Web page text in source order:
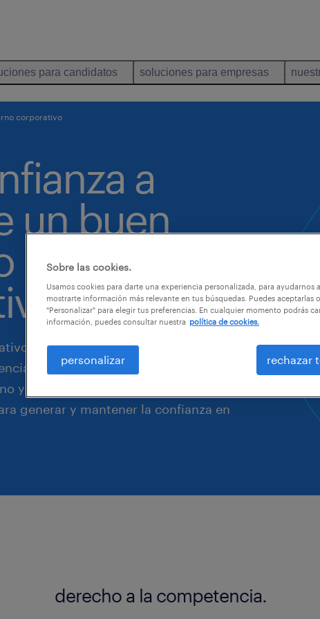
para candidatos soluciones para empresas
corporativo
a
un buen
se apoya en un fuerte enfoque en
y la comunicación clara y
y la supervisión adecuada son
generar y mantener la confianza en
derecho a la competencia.
Sobre las cookies.
Usamos cookies para darte una experiencia personalizada, para ayudarnos
mostrarte información más relevante en tus búsquedas. Puedes aceptarlas
"Personalizar" para elegir tus preferencias. En cualquier momento podrás
información, puedes consultar nuestra política de cookies.
personalizar rechazar